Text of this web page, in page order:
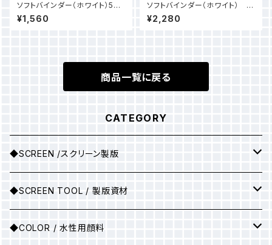
ソフトバインダー（ホワイト）500
g
¥1,560
ソフトバインダー（ホワイト） 1k
g
¥2,280
商品一覧に戻る
CATEGORY
◆SCREEN /スクリーン製版
シルクスクリーン製版
◆SCREEN TOOL / 製版資材
製版用インクジェットプリント
◆COLOR / 水性用顔料